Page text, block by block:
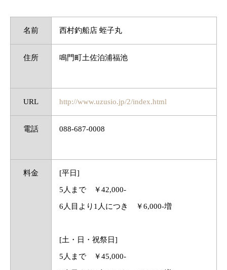
名前 西村釣船店 蛭子丸
住所 鳴門町土佐泊浦福池
URL http://www.uzusio.jp/2/index.html
電話 088-687-0008
料金 [平日]
5人まで ￥42,000-
6人目より1人につき ￥6,000-増
[土・日・祝祭日]
5人まで ￥45,000-